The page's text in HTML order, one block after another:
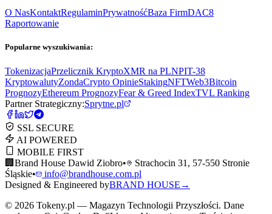
O NasKontaktRegulaminPrywatnośćBaza FirmDAC8
Raportowanie
Popularne wyszukiwania:
TokenizacjaPrzelicznik KryptoXMR na PLNPIT-38
KryptowalutyZondaCrypto OpinieStakingNFTWeb3Bitcoin
PrognozyEthereum PrognozyFear & Greed IndexTVL Ranking
Partner Strategiczny:Sprytne.pl
SSL SECURE
AI POWERED
MOBILE FIRST
🏢 Brand House Dawid Ziobro•
Strachocin 31, 57-550 Stronie
Śląskie•
info@brandhouse.com.pl
Designed & Engineered byBRAND HOUSE →
© 2026 Tokeny.pl — Magazyn Technologii Przyszłości. Dane